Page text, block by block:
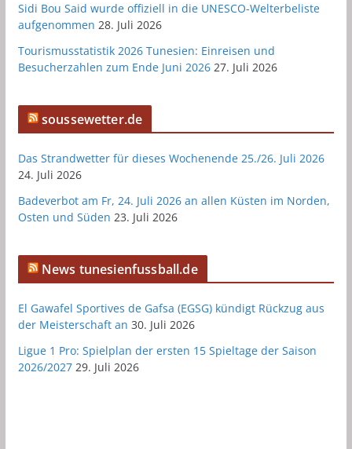
Sidi Bou Said wurde offiziell in die UNESCO-Welterbeliste
aufgenommen 28. Juli 2026
Tourismusstatistik 2026 Tunesien: Einreisen und
Besucherzahlen zum Ende Juni 2026 27. Juli 2026
soussewetter.de
Das Strandwetter für dieses Wochenende 25./26. Juli 2026
24. Juli 2026
Badeverbot am Fr, 24. Juli 2026 an allen Küsten im Norden,
Osten und Süden 23. Juli 2026
News tunesienfussball.de
El Gawafel Sportives de Gafsa (EGSG) kündigt Rückzug aus
der Meisterschaft an 30. Juli 2026
Ligue 1 Pro: Spielplan der ersten 15 Spieltage der Saison
2026/2027 29. Juli 2026